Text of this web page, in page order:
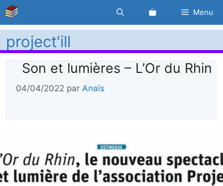
Aller
au
contenu
Menu
project'ill
Son et lumières – L’Or du Rhin
04/04/2022 par Anaïs